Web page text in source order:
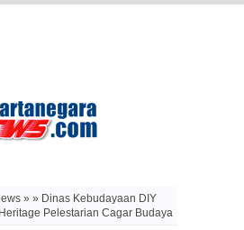
» » Dinas Kebudayaan DIY
Pelestarian Cagar Budaya